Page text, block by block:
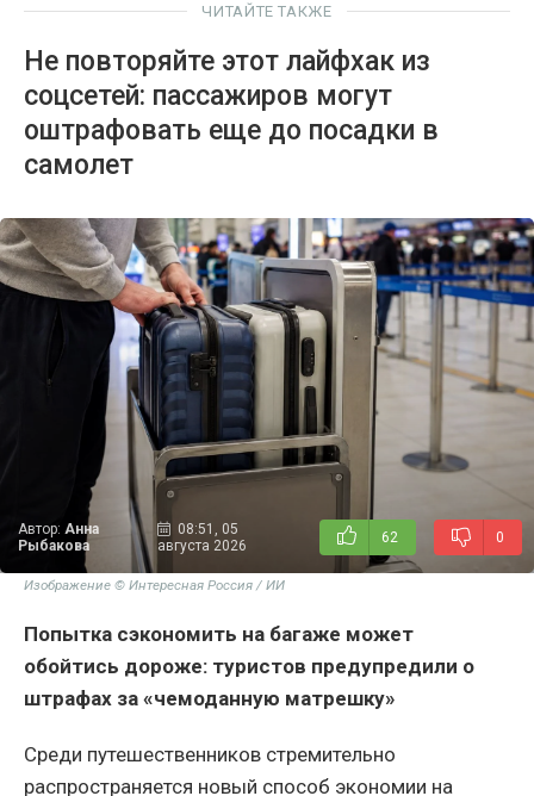
ЧИТАЙТЕ ТАКЖЕ
Не повторяйте этот лайфхак из
соцсетей: пассажиров могут
оштрафовать еще до посадки в
самолет
Автор: Анна
Рыбакова
08:51, 05
августа 2026
62 0
Изображение © Интересная Россия / ИИ
Попытка сэкономить на багаже может
обойтись дороже: туристов предупредили о
штрафах за «чемоданную матрешку»
Среди путешественников стремительно
распространяется новый способ экономии на